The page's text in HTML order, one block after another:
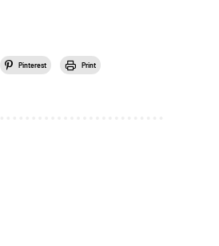
Pinterest Print